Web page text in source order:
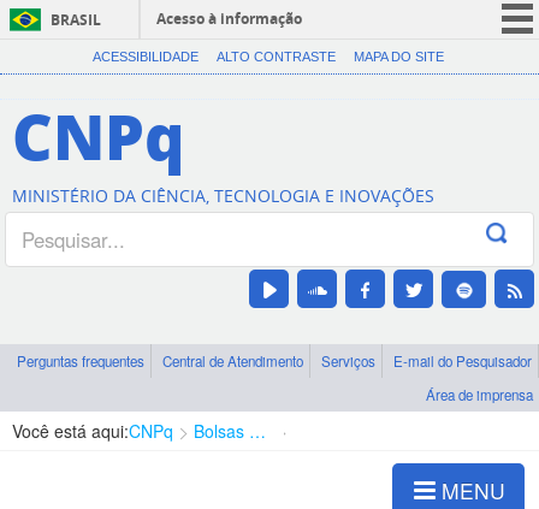
BRASIL
Acesso à informação
CORONAVÍRUS (COVID-19)
Canais
ACESSIBILIDADE ALTO CONTRASTE MAPA DO SITE
CNPq
MINISTÉRIO DA CIÊNCIA, TECNOLOGIA E INOVAÇÕES
Perguntas frequentes Central de Atendimento Serviços
E-mail do Pesquisador
Área de imprensa
Você está aqui:CNPq Bolsas e Auxílios Vigentes
MENU